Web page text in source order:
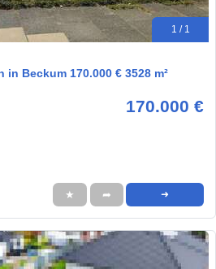
1 / 1
Beckum 170.000 € 3528 m²
170.000 €
★ ➦ ➜